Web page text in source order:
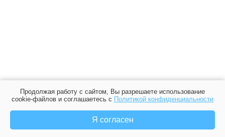
Продолжая работу с сайтом, Вы разрешаете использование
cookie-файлов и соглашаетесь с Политикой конфиденциальности
Я согласен